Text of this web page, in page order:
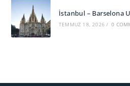
İstanbul – Barselona
TEMMUZ 18, 2026 / 0